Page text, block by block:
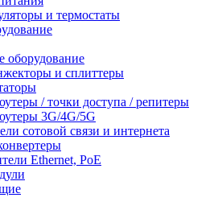
и термостаты
оборудование
и сплиттеры
/ точки доступа / репитеры
3G/4G/5G
сотовой связи и интернета
Ethernet, PoE